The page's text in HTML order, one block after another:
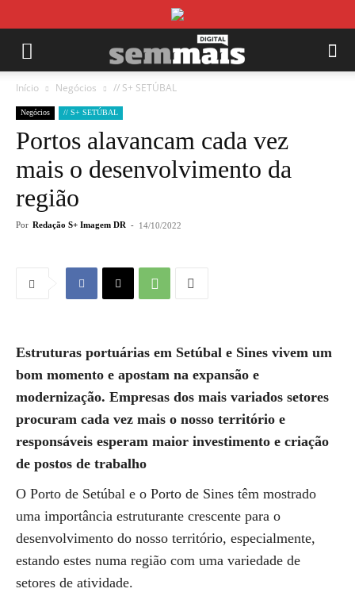
Início Negócios // S+ SETÚBAL
Negócios // S+ SETÚBAL
Portos alavancam cada vez
mais o desenvolvimento da
região
Por Redação S+ Imagem DR - 14/10/2022
Estruturas portuárias em Setúbal e Sines vivem um
bom momento e apostam na expansão e
modernização. Empresas dos mais variados setores
procuram cada vez mais o nosso território e
responsáveis esperam maior investimento e criação
de postos de trabalho
O Porto de Setúbal e o Porto de Sines têm mostrado
uma importância estruturante crescente para o
desenvolvimento do nosso território, especialmente,
estando estes numa região com uma variedade de
setores de atividade.